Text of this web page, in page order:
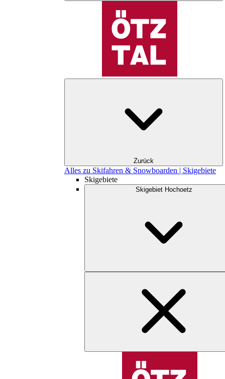
Zurück
Alles zu Skifahren & Snowboarden | Skigebiete
Skigebiete
Skigebiet Hochoetz